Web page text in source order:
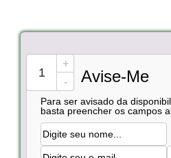
+
-
Avise-Me
Para ser avisado da
basta preencher os campos